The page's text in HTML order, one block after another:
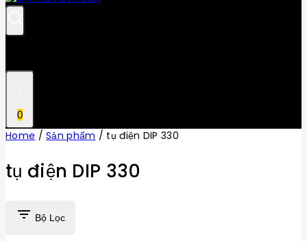
0
Home / Sản phẩm / tụ điện DIP 330
tụ điện DIP 330
Bộ Lọc